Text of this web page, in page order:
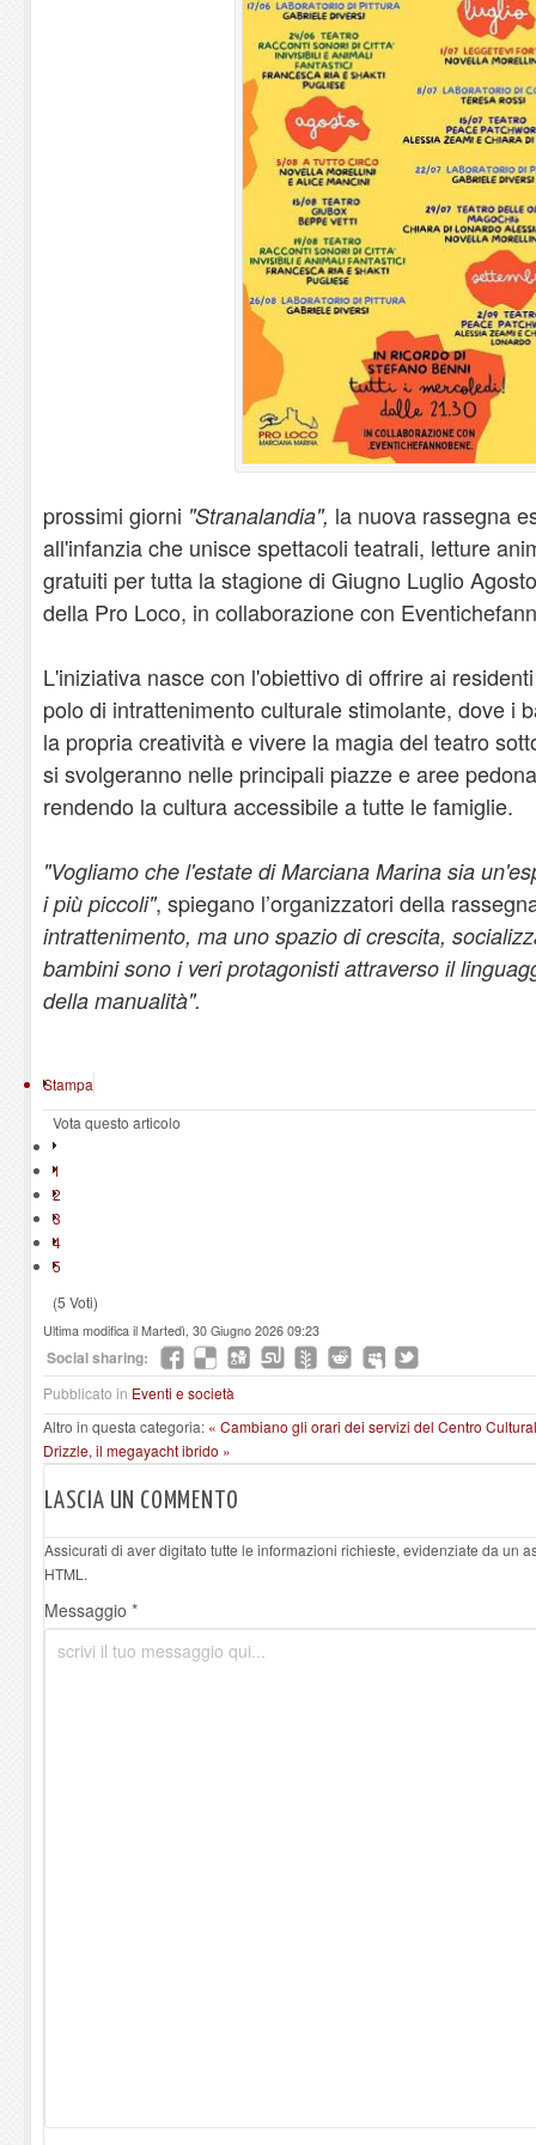
prossimi giorni "Stranalandia", la nuova rassegna
all'infanzia che unisce spettacoli teatrali, letture
gratuiti per tutta la stagione di Giugno Luglio
della Pro Loco, in collaborazione con
L'iniziativa nasce con l'obiettivo di offrire ai
polo di intrattenimento culturale stimolante, dove i
la propria creatività e vivere la magia del teatro
si svolgeranno nelle principali piazze e aree
rendendo la cultura accessibile a tutte le famiglie.
"Vogliamo che l'estate di Marciana Marina sia
i più piccoli", spiegano l’organizzatori della
intrattenimento, ma uno spazio di crescita,
bambini sono i veri protagonisti attraverso il
della manualità".
Stampa
Vota questo articolo
1
2
3
4
5
(5 Voti)
Ultima modifica il Martedì, 30 Giugno 2026 09:23
Social sharing:
Pubblicato in Eventi e società
Altro in questa categoria: « Cambiano gli orari dei servizi del Centro
Drizzle, il megayacht ibrido »
LASCIA UN COMMENTO
Assicurati di aver digitato tutte le informazioni richieste, evidenziate da un
HTML.
Messaggio *